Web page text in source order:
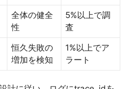
全体の健全
性
5%以上で調
査
恒久失敗の
増加を検知
1%以上でア
ラート